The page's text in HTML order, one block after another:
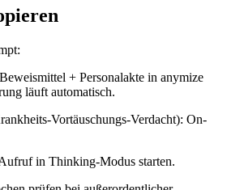
+ Personalakte in anymize
läuft automatisch.
Vortäuschungs-Verdacht): On-
in Thinking-Modus starten.